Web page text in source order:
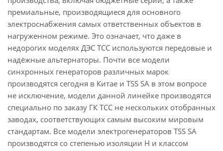
премиальные, производящиеся для основного
электроснабжения самых ответственных объектов в
нагруженном режиме. Это означает, что даже в
недорогих моделях ДЭС ТСС используются передовые и
надёжные альтернаторы. Почти все модели
синхронных генераторов различных марок
производятся сегодня в Китае и TSS SA в этом вопросе
не исключение, модели данной линейке производятся
специально по заказу ГК ТСС не нескольких отобранных
заводах, соответствующих самым высоким мировым
стандартам. Все модели электрогенераторов TSS SA
производятся со степенью изоляции H и классом